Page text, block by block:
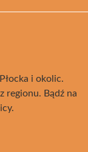
i okolic.
regionu. Bądź na